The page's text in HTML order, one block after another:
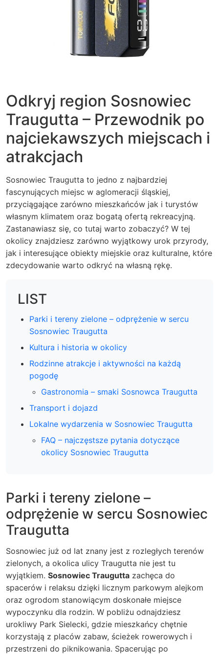
Odkryj region Sosnowiec
Traugutta – Przewodnik po
najciekawszych miejscach i
atrakcjach
Sosnowiec Traugutta to jedno z najbardziej
fascynujących miejsc w aglomeracji śląskiej,
przyciągające zarówno mieszkańców jak i turystów
własnym klimatem oraz bogatą ofertą rekreacyjną.
Zastanawiasz się, co tutaj warto zobaczyć? W tej
okolicy znajdziesz zarówno wyjątkowy urok przyrody,
jak i interesujące obiekty miejskie oraz kulturalne, które
zdecydowanie warto odkryć na własną rękę.
LIST
Parki i tereny zielone – odprężenie w sercu
Sosnowiec Traugutta
Kultura i historia w okolicy
Rodzinne atrakcje i aktywności na każdą
pogodę
Gastronomia – smaki Sosnowca Traugutta
Transport i dojazd
Lokalne wydarzenia w Sosnowiec Traugutta
FAQ – najczęstsze pytania dotyczące
okolicy Sosnowiec Traugutta
Parki i tereny zielone –
odprężenie w sercu Sosnowiec
Traugutta
Sosnowiec już od lat znany jest z rozległych terenów
zielonych, a okolica ulicy Traugutta nie jest tu
wyjątkiem. Sosnowiec Traugutta zachęca do
spacerów i relaksu dzięki licznym parkowym alejkom
oraz ogrodom stanowiącym doskonałe miejsce
wypoczynku dla rodzin. W pobliżu odnajdziesz
urokliwy Park Sielecki, gdzie mieszkańcy chętnie
korzystają z placów zabaw, ścieżek rowerowych i
przestrzeni do piknikowania. Spacerując po